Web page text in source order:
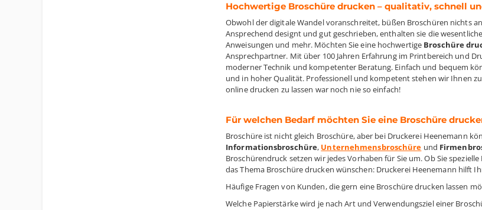
Hochwertige Broschüre drucken – qualitativ, schnell
Obwohl der digitale Wandel voranschreitet, büßen Broschüren nichts
Ansprechend designt und gut geschrieben, enthalten sie die
Anweisungen und mehr. Möchten Sie eine hochwertige Broschüre
Ansprechpartner. Mit über 100 Jahren Erfahrung im Printbereich und
moderner Technik und kompetenter Beratung. Einfach und bequem
und in hoher Qualität. Professionell und kompetent stehen wir Ihnen
online drucken zu lassen war noch nie so einfach!
Für welchen Bedarf möchten Sie eine Broschüre
Broschüre ist nicht gleich Broschüre, aber bei Druckerei Heenemann
Informationsbroschüre, Unternehmensbroschüre und
Broschürendruck setzen wir jedes Vorhaben für Sie um. Ob Sie
das Thema Broschüre drucken wünschen: Druckerei Heenemann hilft
Häufige Fragen von Kunden, die gern eine Broschüre drucken lassen
Welche Papierstärke wird je nach Art und Verwendungsziel einer